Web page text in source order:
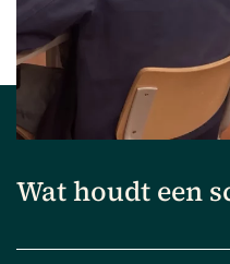
Wat houdt een